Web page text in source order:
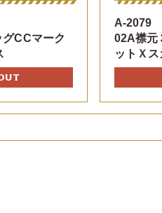
CCマーク
A-2079
02A襟元
ットＸ